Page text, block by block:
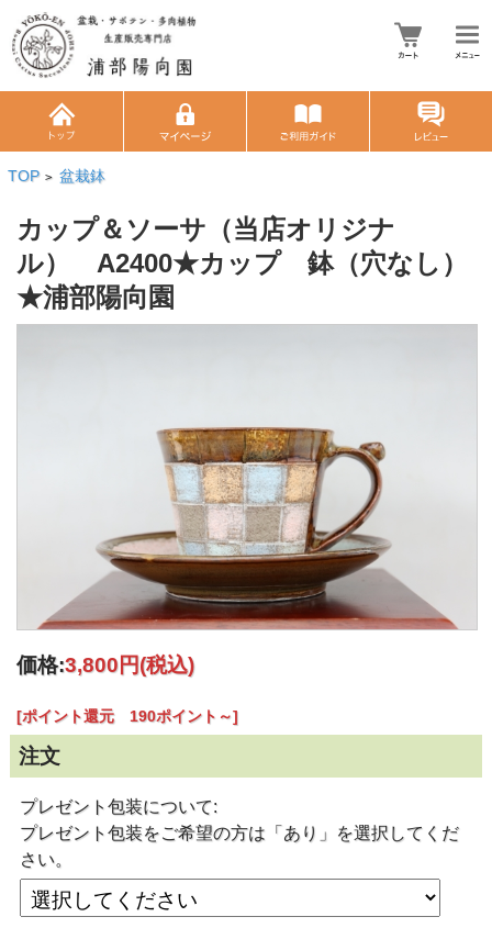
TOP > 盆栽鉢
カップ＆ソーサ（当店オリジナ
ル） A2400★カップ 鉢（穴なし）
★浦部陽向園
価格:3,800円(税込)
[ポイント還元 190ポイント～]
注文
プレゼント包装について:
プレゼント包装をご希望の方は「あり」を選択してくだ
さい。